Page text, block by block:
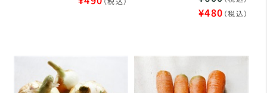
¥480 （税込）